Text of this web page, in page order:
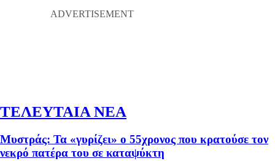
ΤΕΛΕΥΤΑΙΑ ΝΕΑ
Μυστράς: Τα «γυρίζει» ο 55χρονος που κρατούσε τον
νεκρό πατέρα του σε καταψύκτη